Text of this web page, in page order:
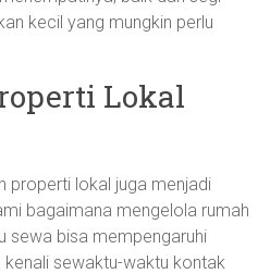
kecil yang mungkin perlu
Lokal
properti lokal juga menjadi
bagaimana mengelola rumah
sewa bisa mempengaruhi
kenali sewaktu-waktu kontak